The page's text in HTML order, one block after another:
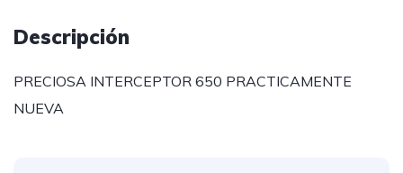
Descripción
PRECIOSA INTERCEPTOR 650 PRACTICAMENTE
NUEVA